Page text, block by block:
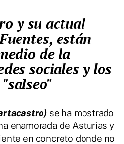
están
de la
sociales y los
se ha mostrado
enamorada de Asturias y
en concreto donde no